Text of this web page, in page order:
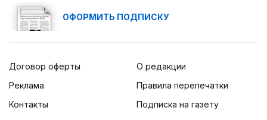
ОФОРМИТЬ ПОДПИСКУ
Договор оферты
Реклама
Контакты
О редакции
Правила перепечатки
Подписка на газету